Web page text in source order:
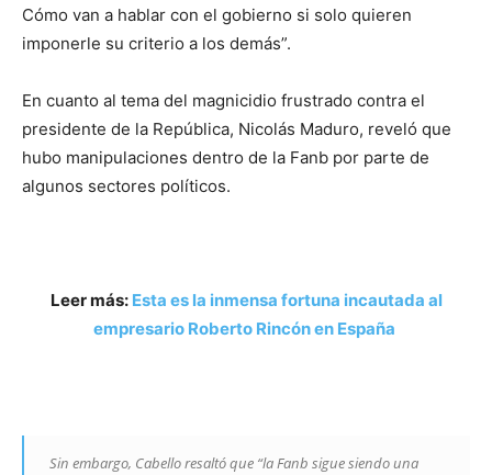
Cómo van a hablar con el gobierno si solo quieren
imponerle su criterio a los demás”.
En cuanto al tema del magnicidio frustrado contra el
presidente de la República, Nicolás Maduro, reveló que
hubo manipulaciones dentro de la Fanb por parte de
algunos sectores políticos.
Leer más: Esta es la inmensa fortuna incautada al
empresario Roberto Rincón en España
Sin embargo, Cabello resaltó que “la Fanb sigue siendo una